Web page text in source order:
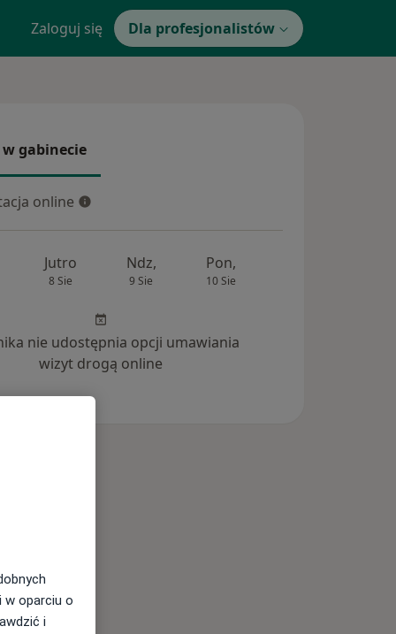
Zaloguj się Dla profesjonalistów
gabinecie
gabinecie
online
online
Jutro
8 Sie
Ndz,
9 Sie
Pon,
10 Sie
nie udostępnia opcji umawiania
wizyt drogą online
w oparciu o
i